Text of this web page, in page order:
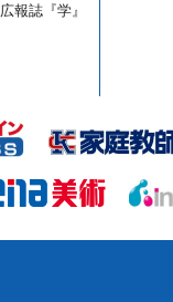
広報誌『学』